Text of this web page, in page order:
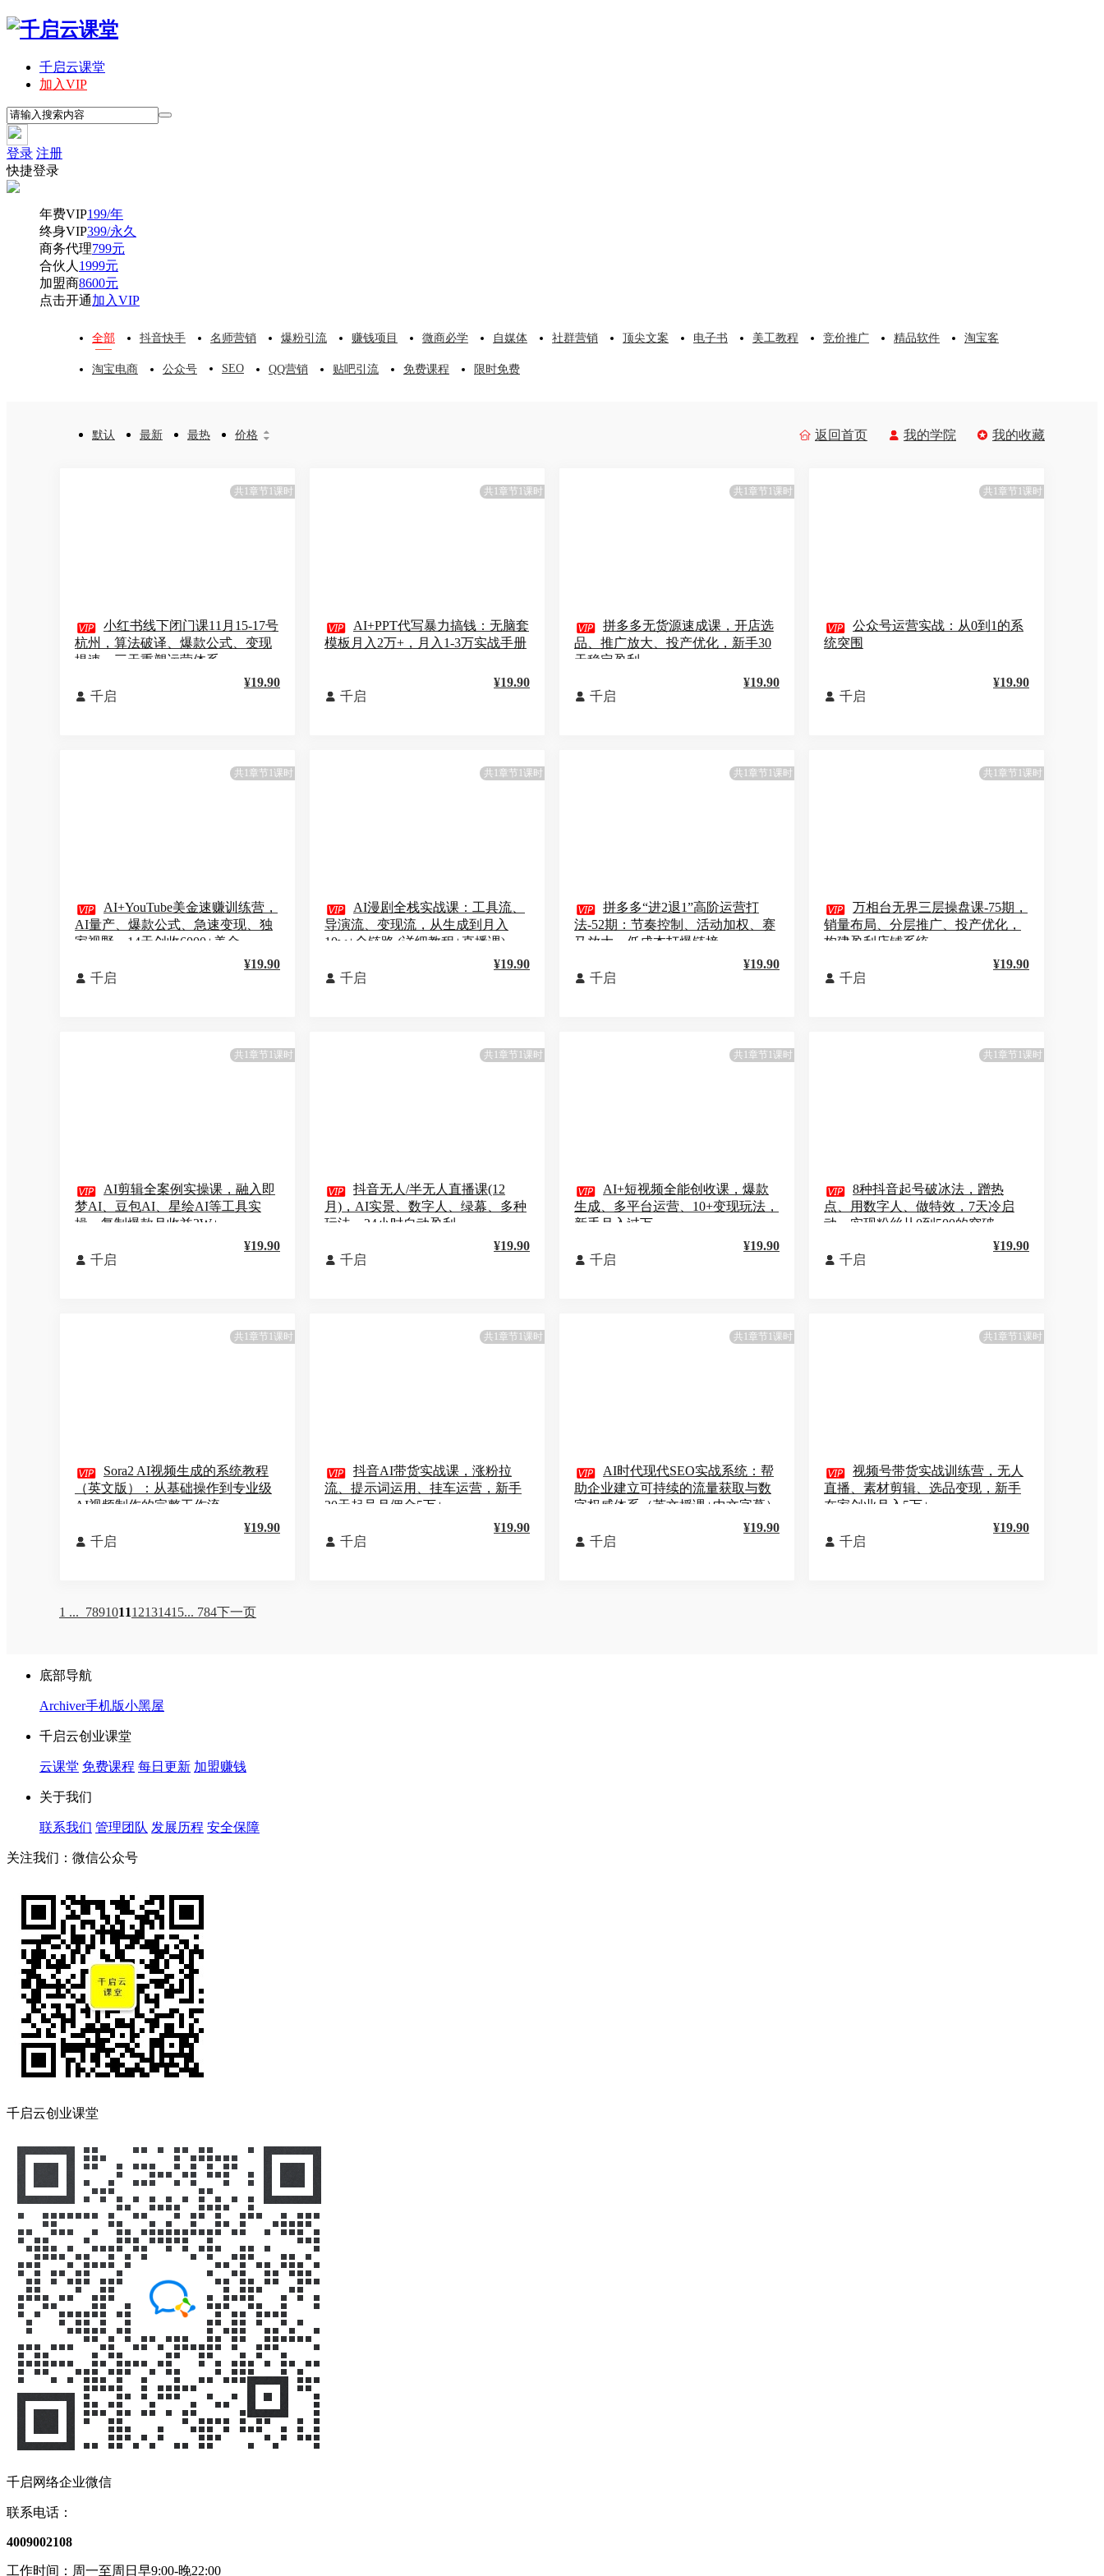
千启云课堂
加入VIP
登录 注册
快捷登录
年费VIP199/年
终身VIP399/永久
商务代理799元
合伙人 1999元
加盟商8600元
点击开通加入VIP
全部 抖音快手 名师营销 爆粉引流 赚钱项目 微商必学 自媒体 社群营销 顶尖文案 电子书 美工教程 竞价推广 精品软件 淘宝客
淘宝电商 公众号 SEO QQ营销 贴吧引流 免费课程 限时免费
 返回首页  我的学院  我的收藏
默认 最新 最热 价格 

共1章节1课时
 小红书线下闭门课11月15-17号
杭州，算法破译、爆款公式、变现
提速，三天重塑运营体系
 千启
¥19.90
共1章节1课时
 AI+PPT代写暴力搞钱：无脑套
模板月入2万+，月入1-3万实战手册
 千启
¥19.90
共1章节1课时
 拼多多无货源速成课，开店选
品、推广放大、投产优化，新手30
天稳定盈利
 千启
¥19.90
共1章节1课时
 公众号运营实战：从0到1的系
统突围
 千启
¥19.90
共1章节1课时
 AI+YouTube美金速赚训练营，
AI量产、爆款公式、急速变现、独
家视野，14天创收6000+美金
 千启
¥19.90
共1章节1课时
 AI漫剧全栈实战课：工具流、
导演流、变现流，从生成到月入
10w+全链路 (详细教程+直播课)
 千启
¥19.90
共1章节1课时
 拼多多“进2退1”高阶运营打
法-52期：节奏控制、活动加权、赛
马放大，低成本打爆链接
 千启
¥19.90
共1章节1课时
 万相台无界三层操盘课-75期，
销量布局、分层推广、投产优化，
构建盈利店铺系统
 千启
¥19.90
共1章节1课时
 AI剪辑全案例实操课，融入即
梦AI、豆包AI、星绘AI等工具实
操，复制爆款月收益3W+
 千启
¥19.90
共1章节1课时
 抖音无人/半无人直播课(12
月)，AI实景、数字人、绿幕、多种
玩法、24小时自动盈利
 千启
¥19.90
共1章节1课时
 AI+短视频全能创收课，爆款
生成、多平台运营、10+变现玩法，
新手月入过万
 千启
¥19.90
共1章节1课时
 8种抖音起号破冰法，蹭热
点、用数字人、做特效，7天冷启
动，实现粉丝从0到500的突破
 千启
¥19.90
共1章节1课时
 Sora2 AI视频生成的系统教程
（英文版）：从基础操作到专业级
AI视频制作的完整工作流
 千启
¥19.90
共1章节1课时
 抖音AI带货实战课，涨粉拉
流、提示词运用、挂车运营，新手
30天起号月佣金5万+
 千启
¥19.90
共1章节1课时
 AI时代现代SEO实战系统：帮
助企业建立可持续的流量获取与数
字权威体系（英文授课+中文字幕）
 千启
¥19.90
共1章节1课时
 视频号带货实战训练营，无人
直播、素材剪辑、选品变现，新手
在家创业月入5万+
 千启
¥19.90
1 ... 789101112131415... 784下一页
底部导航
Archiver手机版小黑屋
千启云创业课堂
云课堂 免费课程 每日更新 加盟赚钱
关于我们
联系我们 管理团队 发展历程 安全保障
关注我们：微信公众号
千启云创业课堂
千启网络企业微信
联系电话：
4009002108
工作时间：周一至周日早9:00-晚22:00